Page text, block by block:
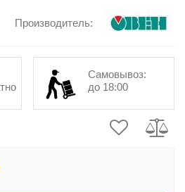
Производитель:
Самовывоз:
до 18:00